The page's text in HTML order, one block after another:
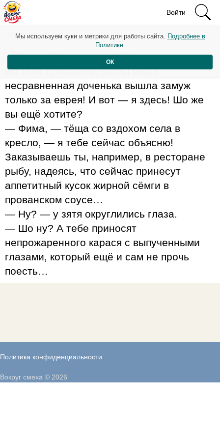
Войти
Рейтинг: 141
— Берта Соломоновна! Вы же хотели, нет,
вы таки требовали, шобы ваша
несравненная доченька вышла замуж
только за еврея! И вот — я здесь! Шо же
вы ещё хотите?
— Фима, — тёща со вздохом села в
кресло, — я тебе сейчас объясню!
Заказываешь ты, например, в ресторане
рыбу, надеясь, что сейчас принесут
аппетитный кусок жирной сёмги в
прованском соусе…
— Ну? — у зятя округлились глаза.
— Шо ну? А тебе приносят
непрожаренного карася с выпученными
глазами, который ещё и сам не прочь
поесть…
Политика конфиденциальности
Мы используем куки и метрики для работы сайта. Подробнее в
Политике.
ОК
Вокруг смеха © 2026